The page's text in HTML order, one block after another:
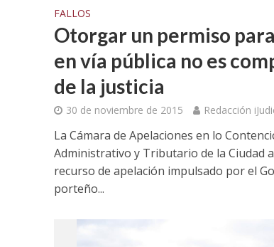
FALLOS
Otorgar un permiso
en vía pública no es
de la justicia
30 de noviembre de 2015 Redacción
La Cámara de Apelaciones en lo
Administrativo y Tributario de la Ciudad
recurso de apelación impulsado por el
porteño...